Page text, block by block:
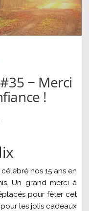
− Merci
!
nos 15 ans en
Un grand merci à
pour fêter cet
les jolis cadeaux